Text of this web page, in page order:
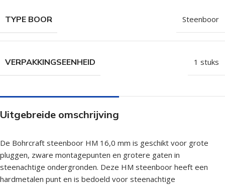
TYPE BOOR Steenboor
VERPAKKINGSEENHEID 1 stuks
Uitgebreide omschrijving
De Bohrcraft steenboor HM 16,0 mm is geschikt voor grote
pluggen, zware montagepunten en grotere gaten in
steenachtige ondergronden. Deze HM steenboor heeft een
hardmetalen punt en is bedoeld voor steenachtige